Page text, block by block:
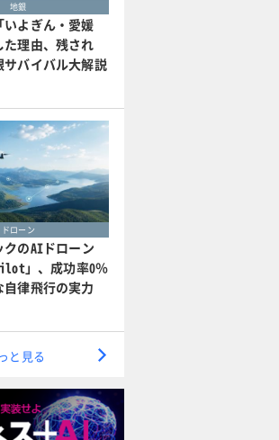
地銀
よぎん・愛媛
理由、残され
バイバル大解説
ドローン
クのAIドローン
」、成功率0％
律飛行の実力
と見る